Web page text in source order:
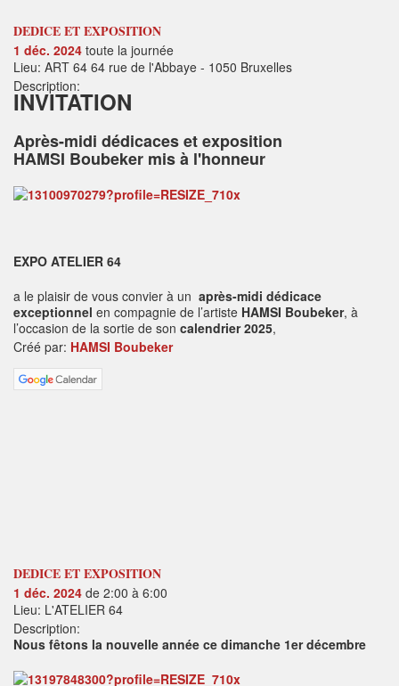
DEDICE ET EXPOSITION
1 déc. 2024 toute la journée
Lieu: ART 64 64 rue de l'Abbaye - 1050 Bruxelles
Description:
INVITATION
Après-midi dédicaces et exposition
HAMSI Boubeker mis à l'honneur
EXPO ATELIER 64
a le plaisir de vous convier à un après-midi dédicace
exceptionnel en compagnie de l’artiste HAMSI Boubeker, à
l’occasion de la sortie de son calendrier 2025,
Créé par: HAMSI Boubeker
DEDICE ET EXPOSITION
1 déc. 2024 de 2:00 à 6:00
Lieu: L'ATELIER 64
Description:
Nous fêtons la nouvelle année ce dimanche 1er décembre